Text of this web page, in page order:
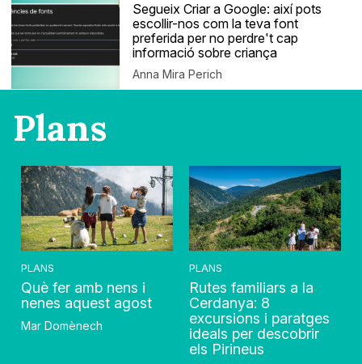
Segueix Criar a Google: així pots
escollir-nos com la teva font
preferida per no perdre't cap
informació sobre criança
Anna Mira Perich
Plans
PLANS
Què fer amb nens i
nenes aquest agost
Mar Domènech
PLANS
Rutes familiars a la
Cerdanya: 8
excursions i paratges
ideals per descobrir
els Pirineus